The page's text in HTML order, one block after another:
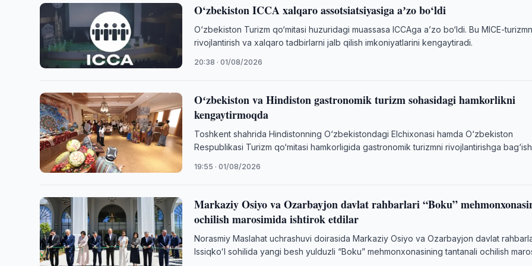
O‘zbekiston ICCA xalqaro assotsiatsiyasiga aʼzo bo‘ldi
O‘zbekiston Turizm qo‘mitasi huzuridagi muassasa ICCAga aʼzo bo‘ldi. Bu MICE-
rivojlantirish va xalqaro tadbirlarni jalb qilish imkoniyatlarini kengaytiradi.
20:38 · 01/08/2026
Oʻzbekiston va Hindiston gastronomik turizm sohasidagi hamkorlikni
kengaytirmoqda
Toshkent shahrida Hindistonning O‘zbekistondagi Elchixonasi hamda O‘zbekiston
Respublikasi Turizm qo‘mitasi hamkorligida gastronomik turizmni rivojlantirishga
19:55 · 01/08/2026
Markaziy Osiyo va Ozarbayjon davlat rahbarlari “Boku”
ochilish marosimida ishtirok etdilar
Norasmiy Maslahat uchrashuvi doirasida Markaziy Osiyo va Ozarbayjon davlat
Issiqkoʻl sohilida yangi besh yulduzli “Boku” mehmonxonasining tantanali ochilish